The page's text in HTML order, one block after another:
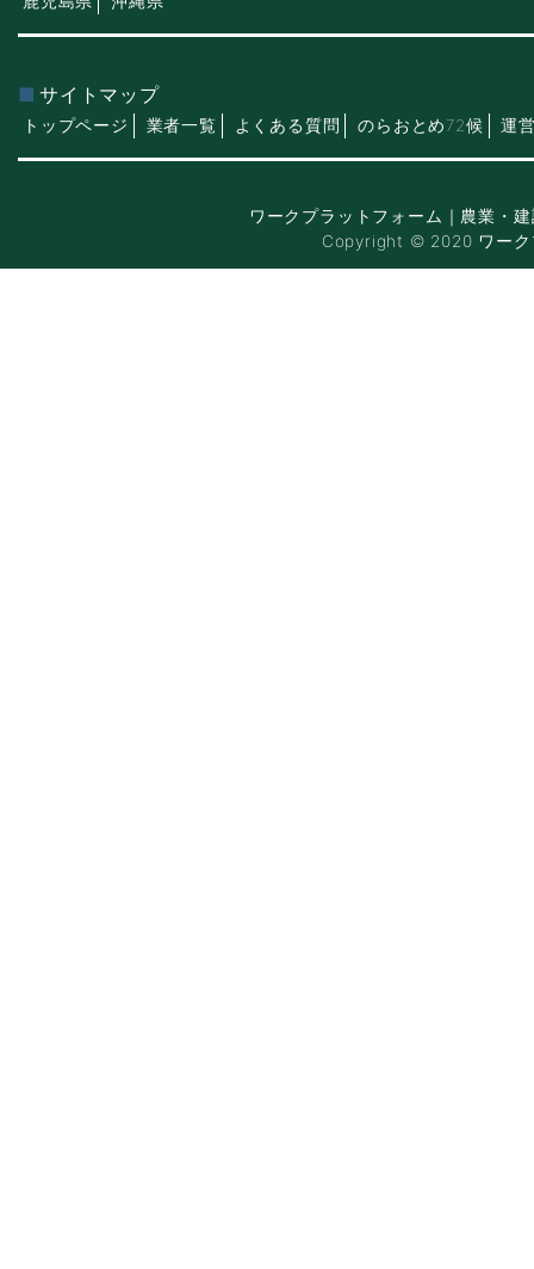
サイトマップ
トップページ 業者一覧 よくある質問 のらおとめ72候 運
ワークプラットフォーム｜農業・
Copyright © 2020 ワーク